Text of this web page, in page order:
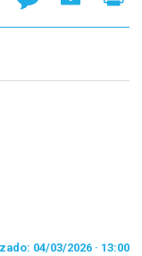
04/03/2026 · 13:00